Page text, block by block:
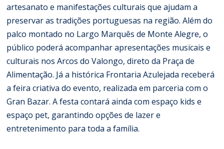
artesanato e manifestações culturais que ajudam a
preservar as tradições portuguesas na região. Além do
palco montado no Largo Marquês de Monte Alegre, o
público poderá acompanhar apresentações musicais e
culturais nos Arcos do Valongo, direto da Praça de
Alimentação. Já a histórica Frontaria Azulejada receberá
a feira criativa do evento, realizada em parceria com o
Gran Bazar. A festa contará ainda com espaço kids e
espaço pet, garantindo opções de lazer e
entretenimento para toda a família.